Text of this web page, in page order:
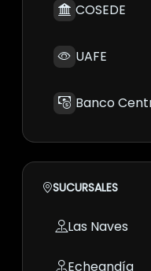
COSEDE
UAFE
Banco
SUCURSALES
Las Naves
Echeandía